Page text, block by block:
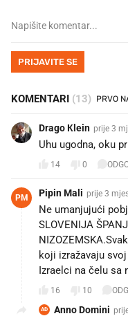
PRIJAVITE SE
KOMENTARI (13)
Drago Кlein prije 3
Uhu ugodna, oku
14 0
PM Pipin Mali prije 3
Ne umanjujući
SLOVENIJA
koji izražavaju
Izraelci na čelu sa
16 10
AD Anno Domini